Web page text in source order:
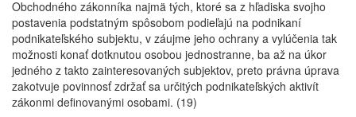
Obchodného zákonníka najmä tých, ktoré sa z hľadiska svojho
postavenia podstatným spôsobom podieľajú na podnikaní
podnikateľského subjektu, v záujme jeho ochrany a vylúčenia tak
možnosti konať dotknutou osobou jednostranne, ba až na úkor
jedného z takto zainteresovaných subjektov, preto právna úprava
zakotvuje povinnosť zdržať sa určitých podnikateľských aktivít
zákonmi definovanými osobami. (19)